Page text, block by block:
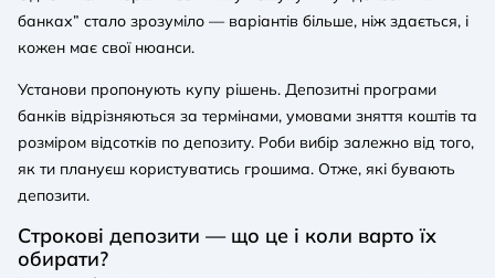
банках” стало зрозуміло — варіантів більше, ніж здається, і
кожен має свої нюанси.
Установи пропонують купу рішень. Депозитні програми
банків відрізняються за термінами, умовами зняття коштів та
розміром відсотків по депозиту. Роби вибір залежно від того,
як ти плануєш користуватись грошима. Отже, які бувають
депозити.
Строкові депозити — що це і коли варто їх
обирати?